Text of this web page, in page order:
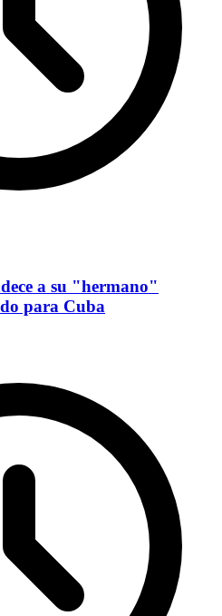
a su "hermano"
para Cuba